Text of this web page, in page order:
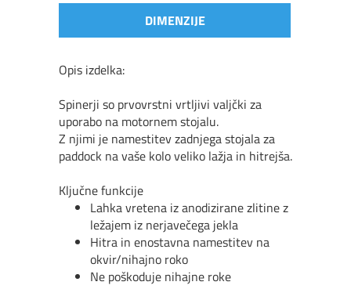
DIMENZIJE
Opis izdelka:
Spinerji so prvovrstni vrtljivi valjčki za
uporabo na motornem stojalu.
Z njimi je namestitev zadnjega stojala za
paddock na vaše kolo veliko lažja in hitrejša.
Ključne funkcije
Lahka vretena iz anodizirane zlitine z
ležajem iz nerjavečega jekla
Hitra in enostavna namestitev na
okvir/nihajno roko
Ne poškoduje nihajne roke